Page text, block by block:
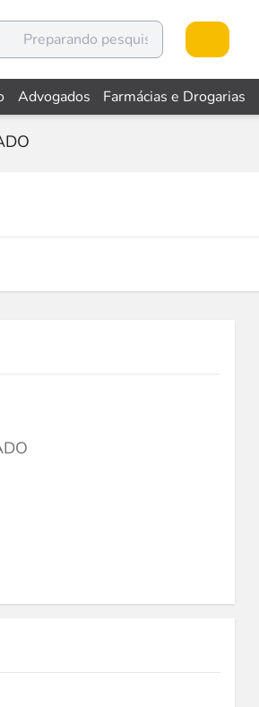
Advogados Farmácias e Drogarias